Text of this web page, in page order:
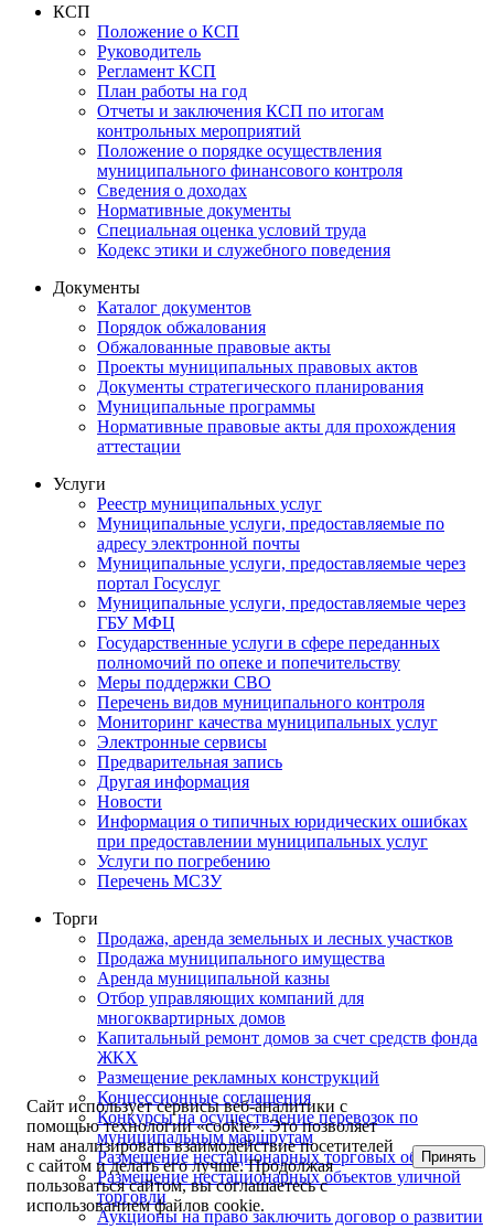
КСП
Положение о КСП
Руководитель
Регламент КСП
План работы на год
Отчеты и заключения КСП по итогам
контрольных мероприятий
Положение о порядке осуществления
муниципального финансового контроля
Сведения о доходах
Нормативные документы
Специальная оценка условий труда
Кодекс этики и служебного поведения
Документы
Каталог документов
Порядок обжалования
Обжалованные правовые акты
Проекты муниципальных правовых актов
Документы стратегического планирования
Муниципальные программы
Нормативные правовые акты для прохождения
аттестации
Услуги
Реестр муниципальных услуг
Муниципальные услуги, предоставляемые по
адресу электронной почты
Муниципальные услуги, предоставляемые через
портал Госуслуг
Муниципальные услуги, предоставляемые через
ГБУ МФЦ
Государственные услуги в сфере переданных
полномочий по опеке и попечительству
Меры поддержки СВО
Перечень видов муниципального контроля
Мониторинг качества муниципальных услуг
Электронные сервисы
Предварительная запись
Другая информация
Новости
Информация о типичных юридических ошибках
при предоставлении муниципальных услуг
Услуги по погребению
Перечень МСЗУ
Торги
Продажа, аренда земельных и лесных участков
Продажа муниципального имущества
Аренда муниципальной казны
Отбор управляющих компаний для
многоквартирных домов
Капитальный ремонт домов за счет средств фонда
ЖКХ
Размещение рекламных конструкций
Концессионные соглашения
Конкурсы на осуществление перевозок по
муниципальным маршрутам
Размещение нестационарных торговых объектов
Размещение нестационарных объектов уличной
торговли
Аукционы на право заключить договор о развитии
Сайт использует сервисы веб-аналитики с
помощью технологии «cookie». Это позволяет
нам анализировать взаимодействие посетителей
с сайтом и делать его лучше. Продолжая
пользоваться сайтом, вы соглашаетесь с
использованием файлов cookie.
Принять